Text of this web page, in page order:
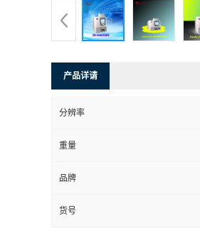
产品详请
分辨率
重量
品牌
货号